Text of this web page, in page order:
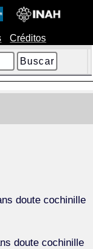
Créditos
doute cochinille
doute cochinille